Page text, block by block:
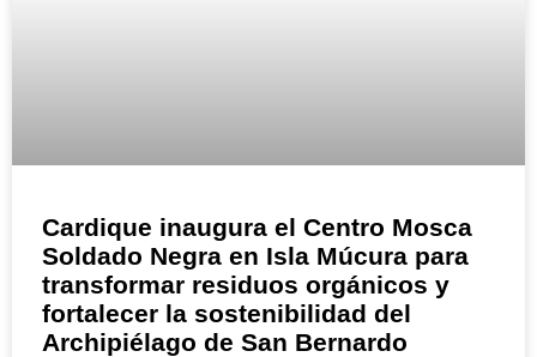
Cardique inaugura el Centro Mosca
Soldado Negra en Isla Múcura para
transformar residuos orgánicos y
fortalecer la sostenibilidad del
Archipiélago de San Bernardo